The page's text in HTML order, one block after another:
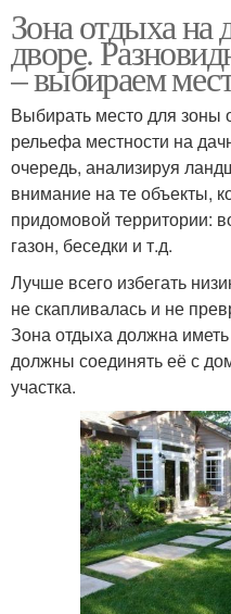
Зона отдыха на
дворе.
– выбираем
Выбирать место для зоны
рельефа местности на
очередь, анализируя
внимание на те объекты,
придомовой территории:
газон, беседки и т.д.
Лучше всего избегать
не скапливалась и не
Зона отдыха должна
должны соединять её с
участка.